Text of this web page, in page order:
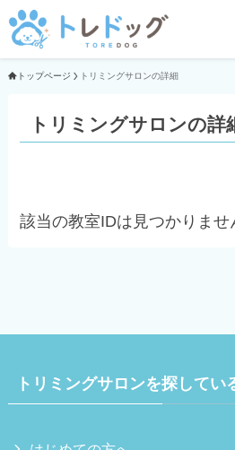
トップページ トリミングサロンの詳細
トリミングサロンの詳
該当の教室IDは見つかりませ
トリミングサロンを探してい